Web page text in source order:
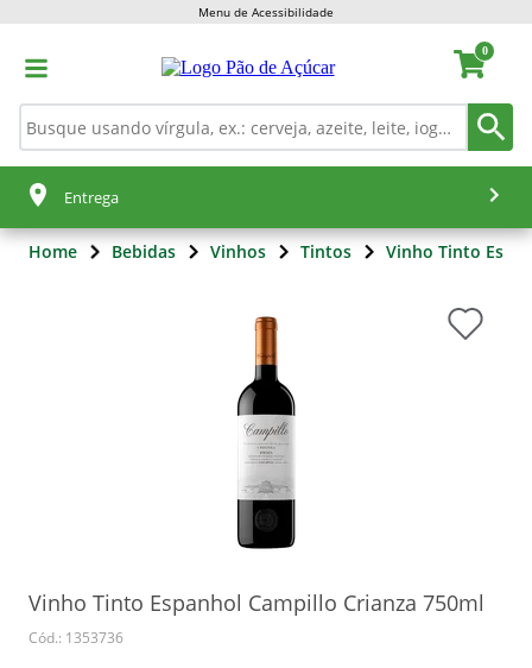
Menu de Acessibilidade
0
Entrega
Home Bebidas Vinhos Tintos Vinho Tinto
Vinho Tinto Espanhol Campillo Crianza 750ml
Cód.: 1353736